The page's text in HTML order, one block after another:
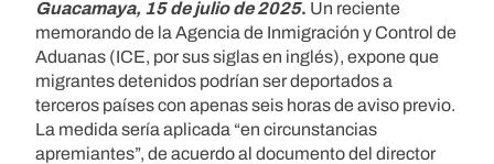
Guacamaya, 15 de julio de 2025. Un reciente
memorando de la Agencia de Inmigración y Control de
Aduanas (ICE, por sus siglas en inglés), expone que
migrantes detenidos podrían ser deportados a
terceros países con apenas seis horas de aviso previo.
La medida sería aplicada “en circunstancias
apremiantes”, de acuerdo al documento del director